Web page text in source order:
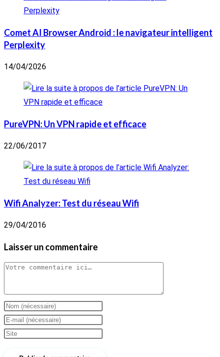
Comet AI Browser Android : le navigateur intelligent
Perplexity
14/04/2026
PureVPN: Un VPN rapide et efficace
22/06/2017
Wifi Analyzer: Test du réseau Wifi
29/04/2016
Laisser un commentaire
Comment
Enter
your
name
Enter
your
Saisir